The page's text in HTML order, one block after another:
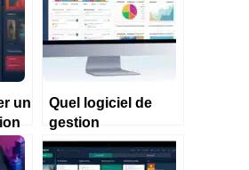
un
Quel logiciel de
gestion
d’entreprise choisir
en 2023 ?